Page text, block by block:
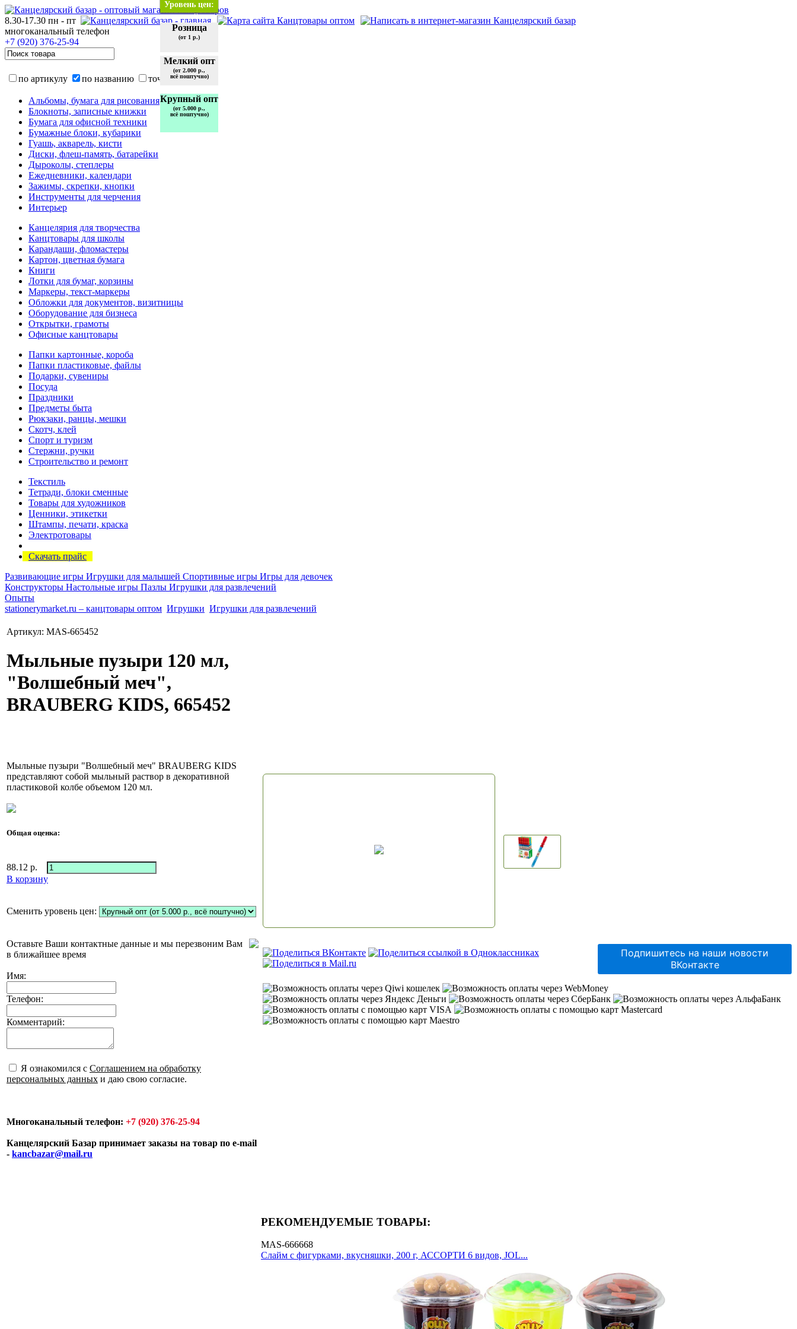
Уровень цен:
Розница
(от 1 р.)
Мелкий опт
(от 2.000 р.,
всё поштучно)
Крупный опт
(от 5.000 р.,
всё поштучно)
8.30-17.30 пн - пт
многоканальный телефон
+7 (920) 376-25-94
по артикулу по названию точно
Альбомы, бумага для рисования
Блокноты, записные книжки
Бумага для офисной техники
Бумажные блоки, кубарики
Гуашь, акварель, кисти
Диски, флеш-память, батарейки
Дыроколы, степлеры
Ежедневники, календари
Зажимы, скрепки, кнопки
Инструменты для черчения
Интерьер
Канцелярия для творчества
Канцтовары для школы
Карандаши, фломастеры
Картон, цветная бумага
Книги
Лотки для бумаг, корзины
Маркеры, текст-маркеры
Обложки для документов, визитницы
Оборудование для бизнеса
Открытки, грамоты
Офисные канцтовары
Папки картонные, короба
Папки пластиковые, файлы
Подарки, сувениры
Посуда
Праздники
Предметы быта
Рюкзаки, ранцы, мешки
Скотч, клей
Спорт и туризм
Стержни, ручки
Строительство и ремонт
Текстиль
Тетради, блоки сменные
Товары для художников
Ценники, этикетки
Штампы, печати, краска
Электротовары
Скачать прайс
Развивающие игры Игрушки для малышей Спортивные игры Игры для девочек
Конструкторы Настольные игры Пазлы Игрушки для развлечений
Опыты
stationerymarket.ru – канцтовары оптом Игрушки Игрушки для развлечений
Артикул: MAS-665452
Мыльные пузыри 120 мл,
"Волшебный меч",
BRAUBERG KIDS, 665452
Мыльные пузыри "Волшебный меч" BRAUBERG KIDS
представляют собой мыльный раствор в декоративной
пластиковой колбе объемом 120 мл.
Общая оценка:
88.12 р.
В корзину
Сменить уровень цен:
Оставьте Ваши контактные данные и мы перезвоним Вам
в ближайшее время
Имя:
Телефон:
Комментарий:
Я ознакомился с Соглашением на обработку
персональных данных и даю свою согласие.
Многоканальный телефон: +7 (920) 376-25-94
Канцелярский Базар принимает заказы на товар по e-mail
- kancbazar@mail.ru
Подпишитесь на наши новости
ВКонтакте
РЕКОМЕНДУЕМЫЕ ТОВАРЫ:
MAS-666668
Слайм с фигурками, вкусняшки, 200 г, АССОРТИ 6 видов, JOL...